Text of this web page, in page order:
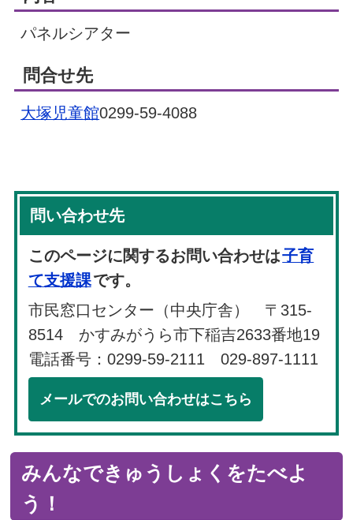
パネルシアター
問合せ先
大塚児童館0299-59-4088
問い合わせ先
このページに関するお問い合わせは子育
て支援課です。
市民窓口センター（中央庁舎） 〒315-
8514 かすみがうら市下稲吉2633番地19
電話番号：0299-59-2111 029-897-1111
メールでのお問い合わせはこちら
みんなできゅうしょくをたべよ
う！